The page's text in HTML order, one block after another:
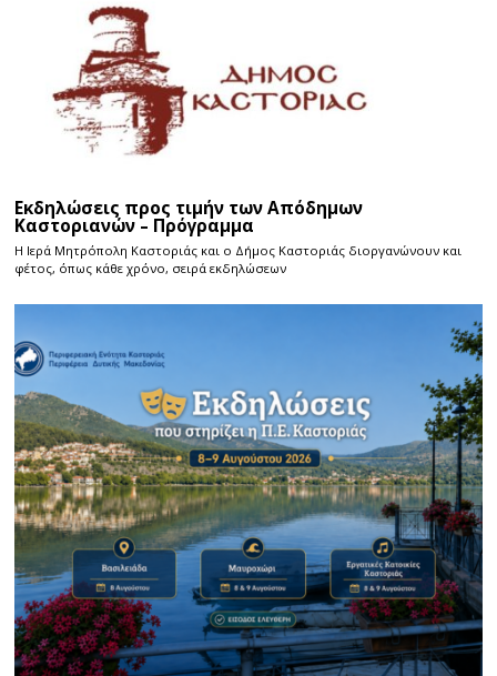
Εκδηλώσεις προς τιμήν των Απόδημων
Καστοριανών – Πρόγραμμα
Η Ιερά Μητρόπολη Καστοριάς και ο Δήμος Καστοριάς διοργανώνουν και
φέτος, όπως κάθε χρόνο, σειρά εκδηλώσεων